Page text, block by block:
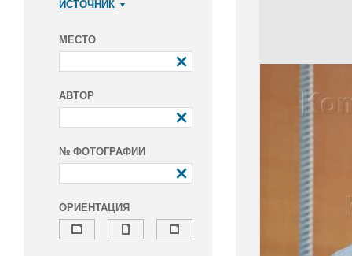
ИСТОЧНИК
МЕСТО
АВТОР
№ ФОТОГРАФИИ
ОРИЕНТАЦИЯ